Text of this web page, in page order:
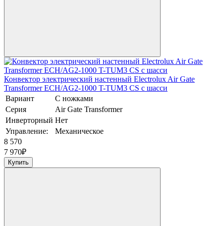
Конвектор электрический настенный Electrolux Air Gate
Transformer ECH/AG2-1000 T-TUM3 CS с шасси
Вариант
С ножками
Серия
Air Gate Transformer
Инверторный Нет
Управление:
Механическое
8 570
7 970₽
Купить